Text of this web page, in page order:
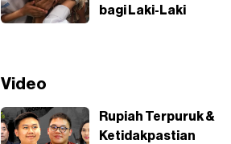
bagi Laki-Laki
Video
Rupiah Terpuruk &
Ketidakpastian